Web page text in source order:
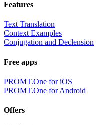
Features
Text Translation
Context Examples
Conjugation and Declension
Free apps
PROMT.One for iOS
PROMT.One for Android
Offers